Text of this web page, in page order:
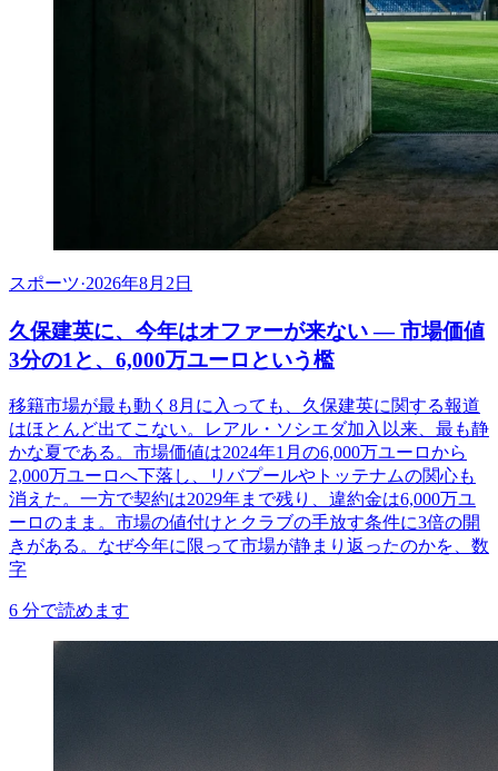
スポーツ·2026年8月2日
久保建英に、今年はオファーが来ない ― 市場価値
3分の1と、6,000万ユーロという檻
移籍市場が最も動く8月に入っても、久保建英に関する報道
はほとんど出てこない。レアル・ソシエダ加入以来、最も静
かな夏である。市場価値は2024年1月の6,000万ユーロから
2,000万ユーロへ下落し、リバプールやトッテナムの関心も
消えた。一方で契約は2029年まで残り、違約金は6,000万ユ
ーロのまま。市場の値付けとクラブの手放す条件に3倍の開
きがある。なぜ今年に限って市場が静まり返ったのかを、数
字
6 分で読めます